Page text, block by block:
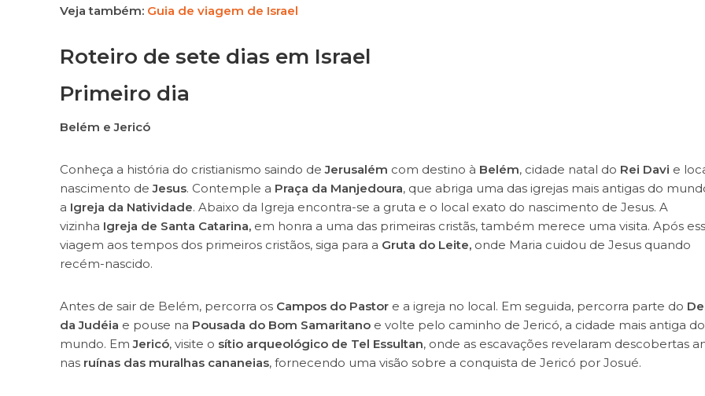
Veja também: Guia de viagem de Israel
Roteiro de sete dias em Israel
Primeiro dia
Belém e Jericó
Conheça a história do cristianismo saindo deJerusalém com destino à Belém, cidade natal do Rei Davi e
nascimento deJesus. Contemple a Praça da Manjedoura, que abriga uma das igrejas mais antigas do
a Igreja da Natividade. Abaixo da Igreja encontra-se a gruta e o local exato do nascimento de Jesus. A
vizinha Igreja de Santa Catarina, em honra a uma das primeiras cristãs, também merece uma visita. Após
viagem aos tempos dos primeiros cristãos, siga para a Gruta do Leite,onde Maria cuidou de Jesus quando
recém-nascido.
Antes de sair de Belém, percorra os Campos do Pastore a igreja no local. Em seguida, percorra parte do
da Judéia e pouse na Pousada do Bom Samaritanoe volte pelo caminho de Jericó, a cidade mais antiga do
mundo. EmJericó, visite o sítio arqueológico de Tel Essultan, onde as escavações revelaram descobertas
nas ruínas das muralhas cananeias, fornecendo uma visão sobre a conquista de Jericó por Josué.